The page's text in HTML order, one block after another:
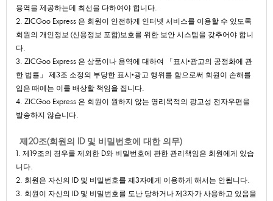
용역을제공하는데최선을다하여야합니다.
2.ZICGooExpress은회원이안전하게인터넷서비스를이용할수있도록
회원의개인정보(신용정보포함)보호를위한보안시스템을갖추어야합니
다.
3.ZICGooExpress은상품이나용역에대하여「표시•광고의공정화에관
한법률」제3조소정의부당한표시•광고행위를함으로써회원이손해를
입은때에는이를배상할책임을집니다.
4.ZICGooExpress은회원이원하지않는영리목적의광고성전자우편을
발송하지않습니다.
제20조(회원의ID및비밀번호에대한의무)
1.제19조의경우를제외한D와비밀번호에관한관리책임은회원에게있습
니다.
2.회원은자신의ID및비밀번호를제3자에게이용하게해서는안됩니다.
3.회원이자신의ID및비밀번호를도난당하거나제3자가사용하고있음을